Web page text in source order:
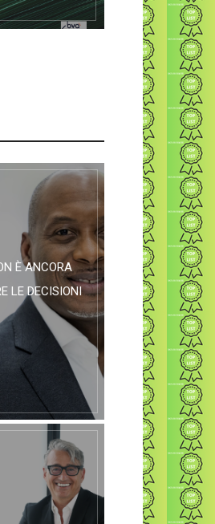
È ANCORA
LE DECISIONI